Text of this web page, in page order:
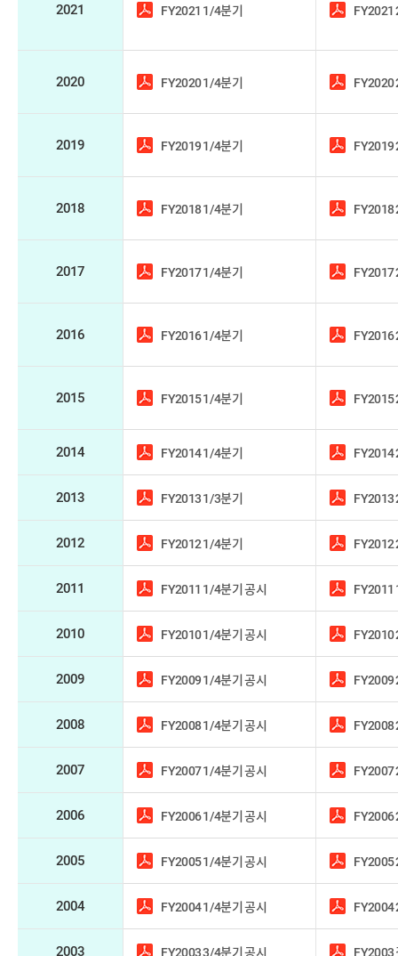
2021 FY2021 1/4분기 FY2021
2020 FY2020 1/4분기 FY2020
2019 FY2019 1/4분기 FY2019
2018 FY2018 1/4분기 FY2018
2017 FY2017 1/4분기 FY2017
2016 FY2016 1/4분기 FY2016
2015 FY2015 1/4분기 FY2015
2014 FY2014 1/4분기 FY2014
2013 FY2013 1/3분기 FY2013
2012 FY2012 1/4분기 FY2012
2011 FY2011 1/4분기 공시 FY2011
2010 FY2010 1/4분기 공시 FY2010
2009 FY2009 1/4분기 공시 FY2009
2008 FY2008 1/4분기 공시 FY2008
2007 FY2007 1/4분기 공시 FY2007
2006 FY2006 1/4분기 공시 FY2006
2005 FY2005 1/4분기 공시 FY2005
2004 FY2004 1/4분기 공시 FY2004
2003 FY2003 3/4분기 공시 FY2003